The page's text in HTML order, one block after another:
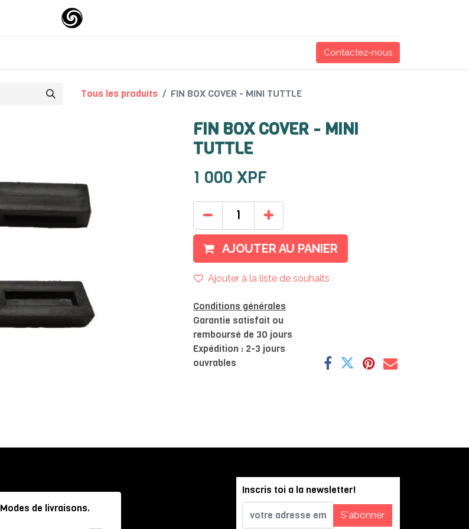
Contactez-nous
Tous les produits FIN BOX COVER - MINI TUTTLE
FIN BOX COVER - MINI
TUTTLE
1 000 XPF
AJOUTER AU PANIER
Ajouter à la liste de souhaits
Conditions générales
Garantie satisfait ou
remboursé de 30 jours
Expédition : 2-3 jours
ouvrables
Inscris toi a la newsletter!
S'abonner
Modes de livraisons.